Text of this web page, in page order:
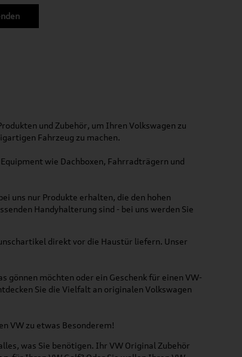
und Zubehör, um Ihren Volkswagen zu
Fahrzeug zu machen.
wie Dachboxen, Fahrradträgern und
uns nur Produkte erhalten, die den hohen
Handyhalterung sind - bei uns werden Sie
direkt vor die Haustür liefern. Unser
gönnen möchten oder ein Geschenk für einen VW-
Sie die Vielfalt an originalen Volkswagen
VW zu etwas Besonderem!
was Sie benötigen. Ihr VW Original Zubehör